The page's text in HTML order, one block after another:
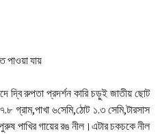
পাওয়া যায়
দ্বি রুপতা প্রদর্শন কারি চড়ুই জাতীয় ছোট
গ্রাম,পাখা ৬সেমি,ঠোট ১.৩ সেমি,টারসাস
পাখির গায়ের রঙ নীল।এটার চকচকে নীল